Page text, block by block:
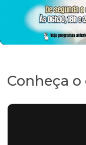
Conheça